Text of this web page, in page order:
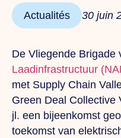
Actualités 30 juin
De Vliegende Brigade
Laadinfrastructuur
met Supply Chain
Green Deal Collective
jl. een bijeenkomst
toekomst van